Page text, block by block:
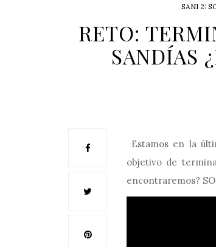
SANI 2:
RETO:
SANDÍAS
Estamos en la
objetivo de
encontraremos?